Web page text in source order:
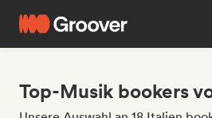
Top-Musik bookers